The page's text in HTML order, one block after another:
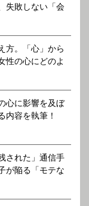
失敗しない「会
方。「心」から
性の心にどのよ
心に影響を及ぼ
内容を執筆！
された」通信手
が陥る「モテな